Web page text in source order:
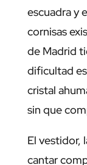
escuadra y
cornisas
de Madrid
dificultad
cristal
sin que
El vestidor,
cantar